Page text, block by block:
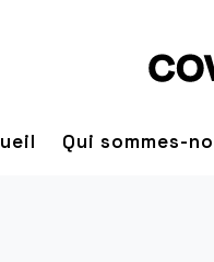
Qui sommes-